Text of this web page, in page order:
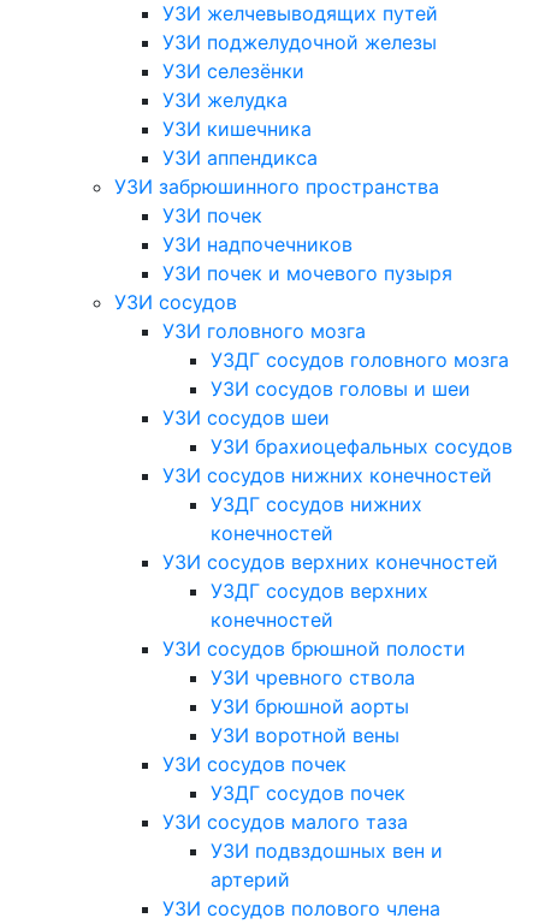
УЗИ желчевыводящих путей
УЗИ поджелудочной железы
УЗИ селезёнки
УЗИ желудка
УЗИ кишечника
УЗИ аппендикса
УЗИ забрюшинного пространства
УЗИ почек
УЗИ надпочечников
УЗИ почек и мочевого пузыря
УЗИ сосудов
УЗИ головного мозга
УЗДГ сосудов головного мозга
УЗИ сосудов головы и шеи
УЗИ сосудов шеи
УЗИ брахиоцефальных сосудов
УЗИ сосудов нижних конечностей
УЗДГ сосудов нижних
конечностей
УЗИ сосудов верхних конечностей
УЗДГ сосудов верхних
конечностей
УЗИ сосудов брюшной полости
УЗИ чревного ствола
УЗИ брюшной аорты
УЗИ воротной вены
УЗИ сосудов почек
УЗДГ сосудов почек
УЗИ сосудов малого таза
УЗИ подвздошных вен и
артерий
УЗИ сосудов полового члена